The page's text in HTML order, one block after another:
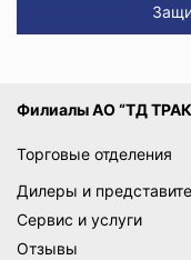
Филиалы АО “ТД
Торговые отделения
Дилеры и
Сервис и услуги
Отзывы